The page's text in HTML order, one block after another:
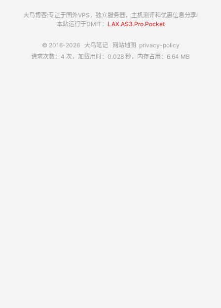
大鸟博客:专注于国外VPS，独立服务器，主机测评和优惠信息分享!
本站运行于DMIT： LAX.AS3.Pro.Pocket
© 2016-2026 大鸟笔记 网站地图 privacy-policy
请求次数：4 次，加载用时：0.028 秒，内存占用：6.64 MB